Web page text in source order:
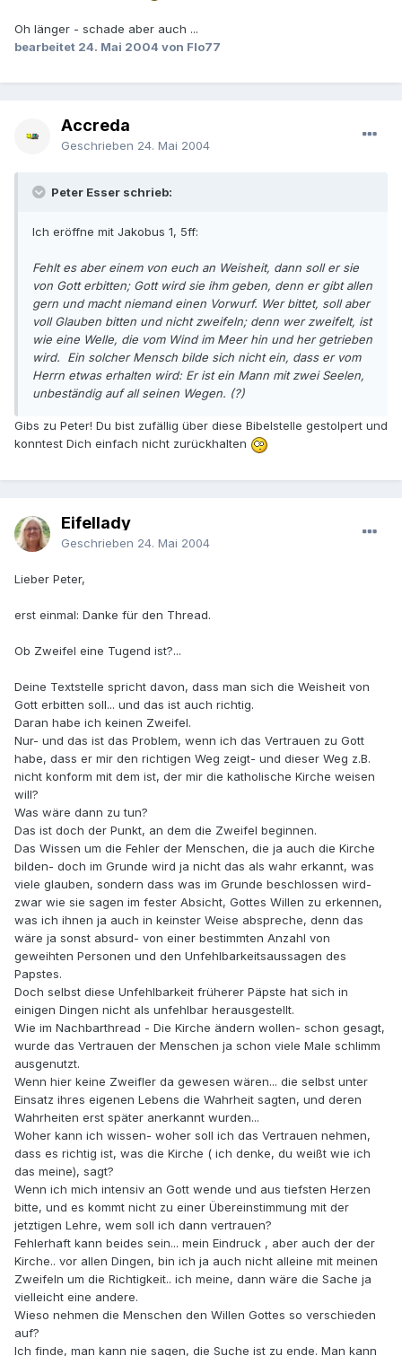
Oh länger - schade aber auch ...
bearbeitet 24. Mai 2004 von Flo77
Accreda
Geschrieben 24. Mai 2004
Peter Esser schrieb:
Ich eröffne mit Jakobus 1, 5ff:
Fehlt es aber einem von euch an Weisheit, dann soll er sie
von Gott erbitten; Gott wird sie ihm geben, denn er gibt allen
gern und macht niemand einen Vorwurf. Wer bittet, soll aber
voll Glauben bitten und nicht zweifeln; denn wer zweifelt, ist
wie eine Welle, die vom Wind im Meer hin und her getrieben
wird. Ein solcher Mensch bilde sich nicht ein, dass er vom
Herrn etwas erhalten wird: Er ist ein Mann mit zwei Seelen,
unbeständig auf all seinen Wegen. (?)
Gibs zu Peter! Du bist zufällig über diese Bibelstelle gestolpert und
konntest Dich einfach nicht zurückhalten
Eifellady
Geschrieben 24. Mai 2004
Lieber Peter,
erst einmal: Danke für den Thread.
Ob Zweifel eine Tugend ist?...
Deine Textstelle spricht davon, dass man sich die Weisheit von
Gott erbitten soll... und das ist auch richtig.
Daran habe ich keinen Zweifel.
Nur- und das ist das Problem, wenn ich das Vertrauen zu Gott
habe, dass er mir den richtigen Weg zeigt- und dieser Weg z.B.
nicht konform mit dem ist, der mir die katholische Kirche weisen
will?
Was wäre dann zu tun?
Das ist doch der Punkt, an dem die Zweifel beginnen.
Das Wissen um die Fehler der Menschen, die ja auch die Kirche
bilden- doch im Grunde wird ja nicht das als wahr erkannt, was
viele glauben, sondern dass was im Grunde beschlossen wird-
zwar wie sie sagen im fester Absicht, Gottes Willen zu erkennen,
was ich ihnen ja auch in keinster Weise abspreche, denn das
wäre ja sonst absurd- von einer bestimmten Anzahl von
geweihten Personen und den Unfehlbarkeitsaussagen des
Papstes.
Doch selbst diese Unfehlbarkeit früherer Päpste hat sich in
einigen Dingen nicht als unfehlbar herausgestellt.
Wie im Nachbarthread - Die Kirche ändern wollen- schon gesagt,
wurde das Vertrauen der Menschen ja schon viele Male schlimm
ausgenutzt.
Wenn hier keine Zweifler da gewesen wären... die selbst unter
Einsatz ihres eigenen Lebens die Wahrheit sagten, und deren
Wahrheiten erst später anerkannt wurden...
Woher kann ich wissen- woher soll ich das Vertrauen nehmen,
dass es richtig ist, was die Kirche ( ich denke, du weißt wie ich
das meine), sagt?
Wenn ich mich intensiv an Gott wende und aus tiefsten Herzen
bitte, und es kommt nicht zu einer Übereinstimmung mit der
jetztigen Lehre, wem soll ich dann vertrauen?
Fehlerhaft kann beides sein... mein Eindruck , aber auch der der
Kirche.. vor allen Dingen, bin ich ja auch nicht alleine mit meinen
Zweifeln um die Richtigkeit.. ich meine, dann wäre die Sache ja
vielleicht eine andere.
Wieso nehmen die Menschen den Willen Gottes so verschieden
auf?
Ich finde, man kann nie sagen, die Suche ist zu ende. Man kann